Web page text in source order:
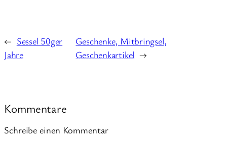
← Sessel 50ger
Jahre
Geschenke, Mitbringsel,
Geschenkartikel →
Kommentare
Schreibe einen Kommentar